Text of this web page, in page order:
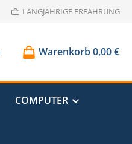
LANGJÄHRIGE ERFAHRUNG
Warenkorb0,00 €
COMPUTER